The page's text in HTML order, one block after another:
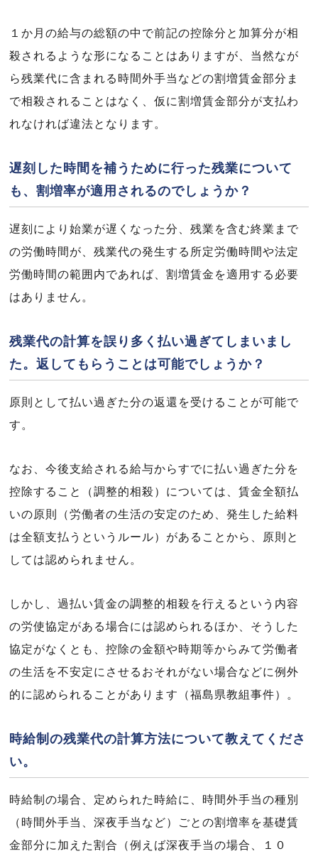
１か月の給与の総額の中で前記の控除分と加算分が相
殺されるような形になることはありますが、当然なが
ら残業代に含まれる時間外手当などの割増賃金部分ま
で相殺されることはなく、仮に割増賃金部分が支払わ
れなければ違法となります。
遅刻した時間を補うために行った残業について
も、割増率が適用されるのでしょうか？
遅刻により始業が遅くなった分、残業を含む終業まで
の労働時間が、残業代の発生する所定労働時間や法定
労働時間の範囲内であれば、割増賃金を適用する必要
はありません。
残業代の計算を誤り多く払い過ぎてしまいまし
た。返してもらうことは可能でしょうか？
原則として払い過ぎた分の返還を受けることが可能で
す。
なお、今後支給される給与からすでに払い過ぎた分を
控除すること（調整的相殺）については、賃金全額払
いの原則（労働者の生活の安定のため、発生した給料
は全額支払うというルール）があることから、原則と
しては認められません。
しかし、過払い賃金の調整的相殺を行えるという内容
の労使協定がある場合には認められるほか、そうした
協定がなくとも、控除の金額や時期等からみて労働者
の生活を不安定にさせるおそれがない場合などに例外
的に認められることがあります（福島県教組事件）。
時給制の残業代の計算方法について教えてくださ
い。
時給制の場合、定められた時給に、時間外手当の種別
（時間外手当、深夜手当など）ごとの割増率を基礎賃
金部分に加えた割合（例えば深夜手当の場合、１０